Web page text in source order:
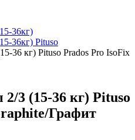
36кг)
36кг) Pituso
36 кг) Pituso Prados Pro IsoFix
3 (15-36 кг) Pituso
Графит